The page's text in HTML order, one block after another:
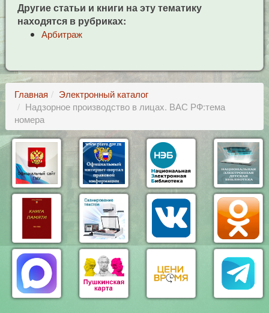
Другие статьи и книги на эту тематику
находятся в рубриках:
Арбитраж
Главная
Электронный каталог
Надзорное производство в лицах. ВАС РФ:тема
номера